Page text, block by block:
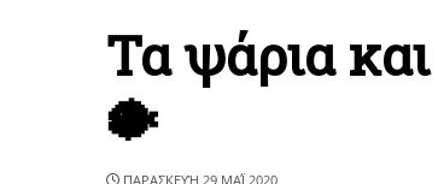
Τα ψάρια
🐡
ΠΑΡΑΣΚΕΥΉ 29 ΜΑΪ́ 2020